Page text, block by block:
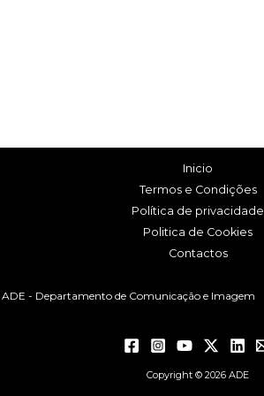
Inicio
Termos e Condições
Política de privacidade
Politica de Cookies
Contactos
ADE - Departamento de Comunicação e Imagem
Copyright © 2026 ADE